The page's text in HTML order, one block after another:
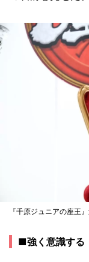
『千原ジュニアの座王
■強く意識する